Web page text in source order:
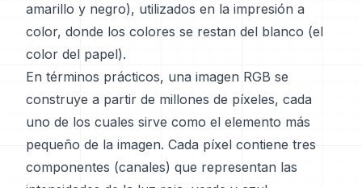
amarillo y negro), utilizados en la impresión a
color, donde los colores se restan del blanco (el
color del papel).
En términos prácticos, una imagen RGB se
construye a partir de millones de píxeles, cada
uno de los cuales sirve como el elemento más
pequeño de la imagen. Cada píxel contiene tres
componentes (canales) que representan las